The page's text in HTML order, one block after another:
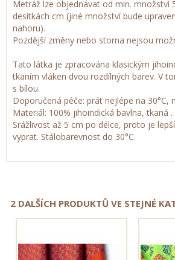
Metráž lze objednávat od min. množství
desítkách cm (jiné množství bude
nahoru).
Pozdější změny nebo storna nejsou
Tato látka je zpracována klasickým
tkaním vláken dvou rozdílných barev. V
s bílou.
Doporučená péče: prát nejlépe na 30°C,
Materiál: 100% jihoindická bavlna, tkaná .
Srážlivost až 5 cm po délce, proto je
vyprat. Stálobarevnost do 30°C.
2 DALŠÍCH PRODUKTŮ VE STEJNÉ